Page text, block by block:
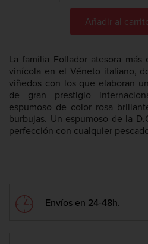
La familia Follador atesora
vinícola en el Véneto italiano,
viñedos con los que elaboran
de gran prestigio
espumoso de color rosa
burbujas. Un espumoso de la
perfección con cualquier
Añadir al
Envíos en 24-48h.